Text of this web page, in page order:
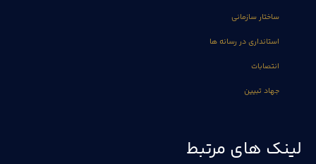
ساختار سازمانی
استانداری در رسانه ها
انتصابات
جهاد تبیین
لینک های مرتبط